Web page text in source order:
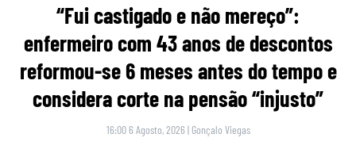
“Fui castigado e não mereço”:
enfermeiro com 43 anos de descontos
reformou-se 6 meses antes do tempo e
considera corte na pensão “injusto”
16:00 6 Agosto, 2026 | Gonçalo Viegas